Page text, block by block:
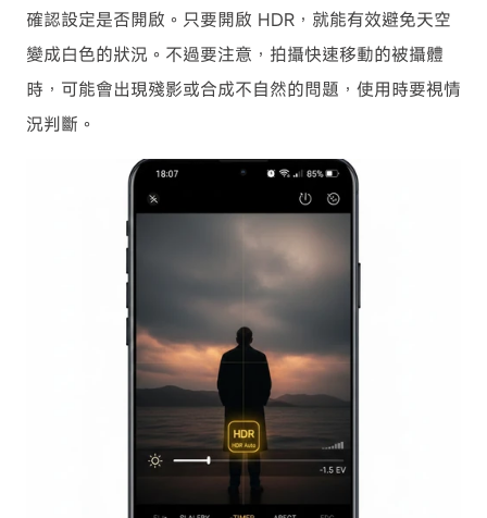
確認設定是否開啟。只要開啟 HDR，就能有效避免天空
變成白色的狀況。不過要注意，拍攝快速移動的被攝體
時，可能會出現殘影或合成不自然的問題，使用時要視情
況判斷。